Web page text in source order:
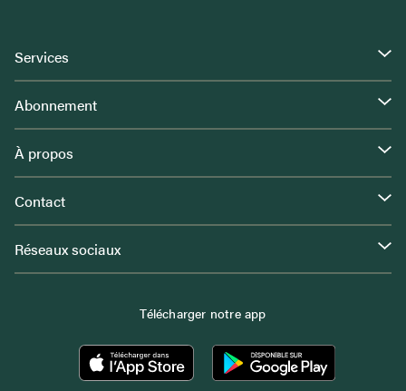
Services
Abonnement
À propos
Contact
Réseaux sociaux
Télécharger notre app